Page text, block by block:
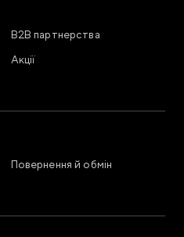
В2В партнерства
Акції
Повернення й обмін